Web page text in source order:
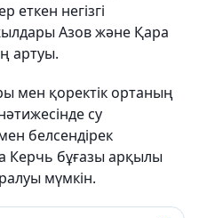
еткен негізгі
Азов және Қара
артуы.
мен қоректік ортаның
су
белсендірек
Керчь бұғазы арқылы
мүмкін.